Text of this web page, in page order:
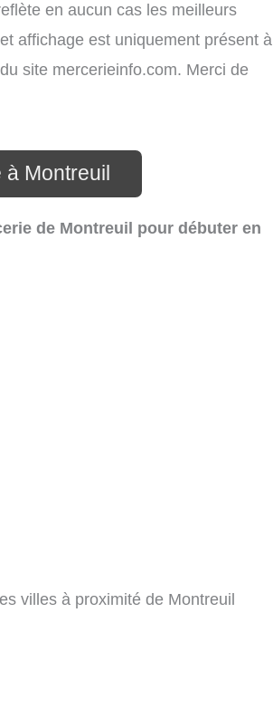
en aucun cas les meilleurs
affichage est uniquement présent à
site mercerieinfo.com. Merci de
Montreuil
de Montreuil pour débuter en
villes à proximité de Montreuil